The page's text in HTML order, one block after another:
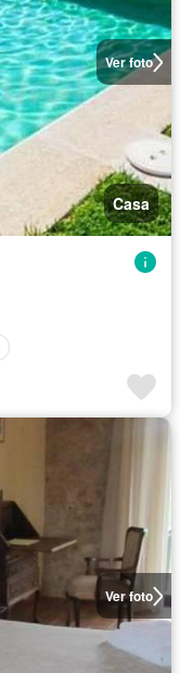
Ver foto
Casa
Ver foto